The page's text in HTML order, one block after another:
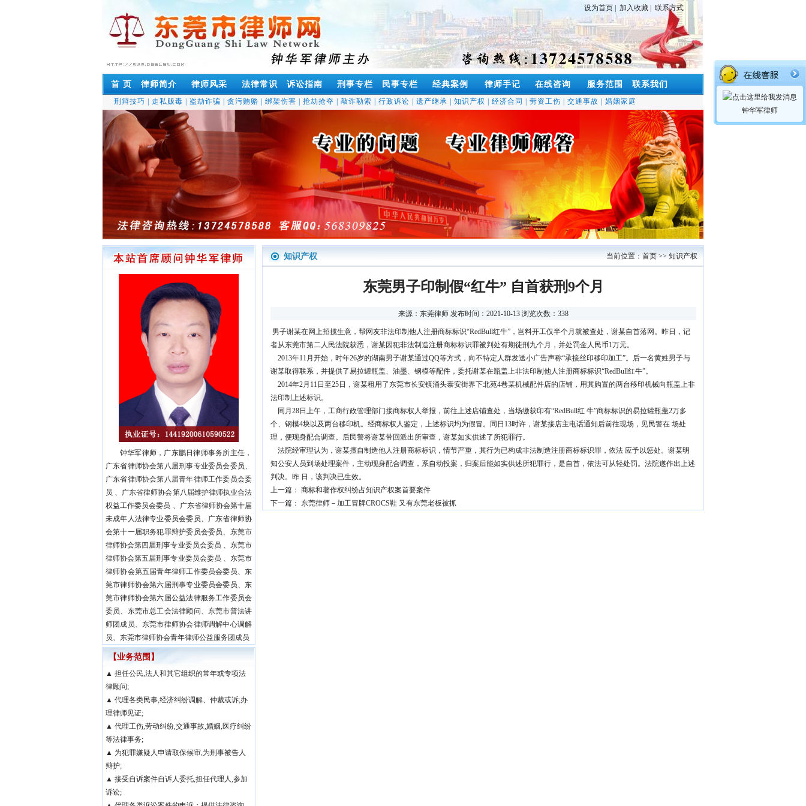
设为首页 加入收藏 联系方式
首 页 律师简介 律师风采 法律常识 诉讼指南 刑事专栏 民事专栏 经典案例 律师手记 在线咨询 服务范围 联系我们
刑辩技巧 走私贩毒 盗劫诈骗 贪污贿赂 绑架伤害 抢劫抢夺 敲诈勒索 行政诉讼 遗产继承 知识产权 经济合同 劳资工伤 交通事故 婚姻家庭
知识产权 当前位置： 首页 >> 知识产权
东莞男子印制假“红牛” 自首获刑9个月
来源： 东莞律师发布时间：2021-10-13 浏览次数：338
男子谢某在网上招揽生意，帮网友非法印制他人注册商标标识“RedBull红牛”，岂料开工仅半个月就被查处，谢某自首落网。昨日，记
者从东莞市第二人民法院获悉，谢某因犯非法制造注册商标标识罪被判处有期徒刑九个月，并处罚金人民币1万元。
2013年11月开始，时年26岁的湖南男子谢某通过QQ等方式，向不特定人群发送小广告声称“承接丝印移印加工”。后一名黄姓男子与
谢某取得联系，并提供了易拉罐瓶盖、油墨、钢模等配件，委托谢某在瓶盖上非法印制他人注册商标标识“RedBull红牛”。
2014年2月11日至25日，谢某租用了东莞市长安镇涌头泰安街界下北苑4巷某机械配件店的店铺，用其购置的两台移印机械向瓶盖上非
法印制上述标识。
同月28日上午，工商行政管理部门接商标权人举报，前往上述店铺查处，当场缴获印有“RedBull红 牛”商标标识的易拉罐瓶盖2万多
个、钢模4块以及两台移印机。经商标权人鉴定，上述标识均为假冒。同日13时许，谢某接店主电话通知后前往现场，见民警在 场处
理，便现身配合调查。后民警将谢某带回派出所审查，谢某如实供述了所犯罪行。
法院经审理认为，谢某擅自制造他人注册商标标识，情节严重，其行为已构成非法制造注册商标标识罪，依法 应予以惩处。谢某明
知公安人员到场处理案件，主动现身配合调查，系自动投案，归案后能如实供述所犯罪行，是自首，依法可从轻处罚。法院遂作出上述
判决。昨 日，该判决已生效。
上一篇： 商标和著作权纠纷占知识产权案首要案件
下一篇：
东莞律师－加工冒牌CROCS鞋 又有东莞老板被抓
钟华军律师，广东鹏日律师事务所主任，
广东省律师协会第八届刑事专业委员会委员、
广东省律师协会第八届青年律师工作委员会委
员 、广东省律师协会第八届维护律师执业合法
权益工作委员会委员 、广东省律师协会第十届
未成年人法律专业委员会委员、广东省律师协
会第十一届职务犯罪辩护委员会委员、东莞市
律师协会第四届刑事专业委员会委员 、东莞市
律师协会第五届刑事专业委员会委员 、东莞市
律师协会第五届青年律师工作委员会委员、东
莞市律师协会第六届刑事专业委员会委员、东
莞市律师协会第六届公益法律服务工作委员会
委员、东莞市总工会法律顾问、东莞市普法讲
师团成员、东莞市律师协会律师调解中心调解
员、东莞市律师协会青年律师公益服务团成员
【业务范围】
▲ 担任公民,法人和其它组织的常年或专项法
律顾问;
▲ 代理各类民事,经济纠纷调解、仲裁或诉;办
理律师见证;
▲ 代理工伤,劳动纠纷,交通事故,婚姻,医疗纠纷
等法律事务;
▲ 为犯罪嫌疑人申请取保候审,为刑事被告人
辩护;
▲ 接受自诉案件自诉人委托,担任代理人,参加
诉讼;
钟华军律师